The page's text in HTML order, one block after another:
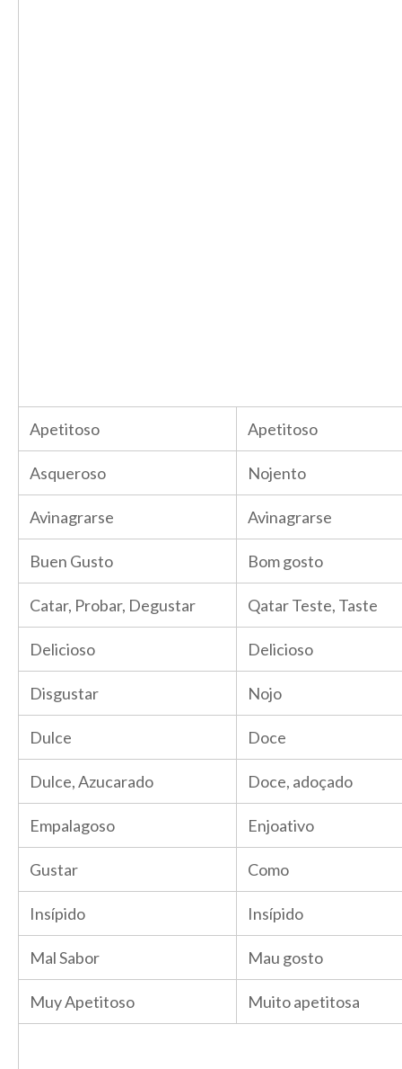
Apetitoso Apetitoso
Asqueroso Nojento
Avinagrarse Avinagrarse
Buen Gusto Bom gosto
Catar, Probar, Degustar Qatar Teste, Taste
Delicioso Delicioso
Disgustar Nojo
Dulce Doce
Dulce, Azucarado Doce, adoçado
Empalagoso Enjoativo
Gustar Como
Insípido Insípido
Mal Sabor Mau gosto
Muy Apetitoso Muito apetitosa